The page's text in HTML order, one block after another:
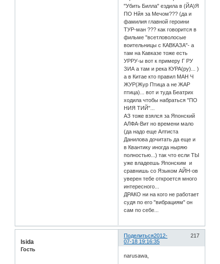
"Убить Билла" ездила в (ЙА)Я
ПО Нйя за Мечом??? (да и
фамилия главной героини
ТУР-ман ??? как говорится в
фильме "всетловолосые
воительницы с КАВКАЗА"- а
там на Кавказе тоже есть
УРРУ-ы вот к примеру Г РУ
ЗИА а там и река КУРА(ру)... )
а в Китае кто правил МАН Ч
ЖУР(Жур Птица а не ЖАР
птица)... вот и туда Беатрих
ходила чтобы набраться "ПО
НИЯ ТИЙ"...
АЗ тоже взялся за Японский
АЛФА-Вит но времени мало
(да надо еще Алтиста
Данилова дочитать да еще и
в Квантику иногда ныряю
полностью...) так что если ТЫ
уже владеешь Японским и
сравнишь со Языком АЙН-ов
уверен тебе откроется много
интересного...
ДРАКО ни на кого не работает
судя по его "вибрациям" он
сам по себе...
Поделиться 217
2012-
07-18 19:16:35
Isida
Гость
narusawa,